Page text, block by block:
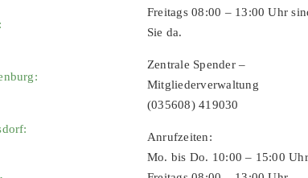
Freitags 08:00 – 13:00 Uhr
Sie da.
Zentrale Spender –
Mitgliederverwaltung
(035608) 419030
Anrufzeiten:
Mo. bis Do. 10:00 – 15:00 Uhr